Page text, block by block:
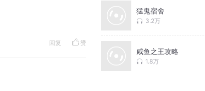
回复 赞
猛鬼宿舍
3.2万
咸鱼之王攻略
1.8万